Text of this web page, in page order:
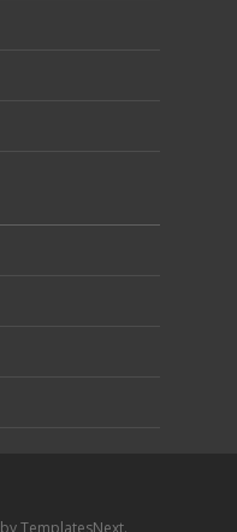
by TemplatesNext.